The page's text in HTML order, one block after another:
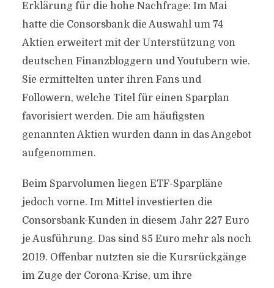
Erklärung für die hohe Nachfrage: Im Mai
hatte die Consorsbank die Auswahl um 74
Aktien erweitert mit der Unterstützung von
deutschen Finanzbloggern und Youtubern wie.
Sie ermittelten unter ihren Fans und
Followern, welche Titel für einen Sparplan
favorisiert werden. Die am häufigsten
genannten Aktien wurden dann in das Angebot
aufgenommen.
Beim Sparvolumen liegen ETF-Sparpläne
jedoch vorne. Im Mittel investierten die
Consorsbank-Kunden in diesem Jahr 227 Euro
je Ausführung. Das sind 85 Euro mehr als noch
2019. Offenbar nutzten sie die Kursrückgänge
im Zuge der Corona-Krise, um ihre